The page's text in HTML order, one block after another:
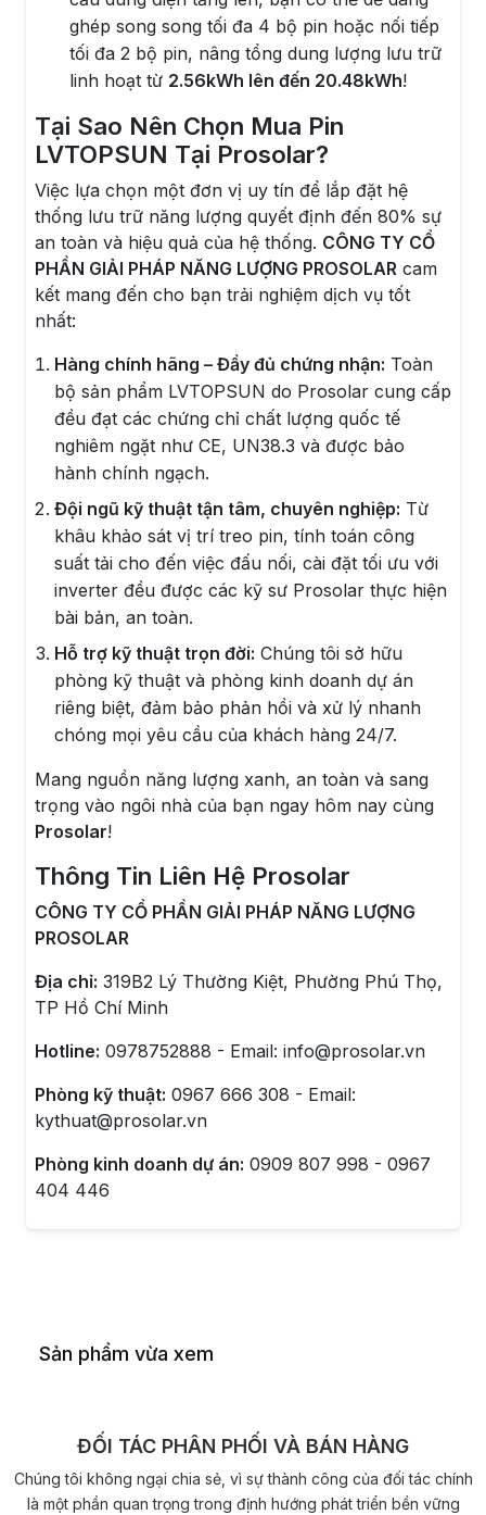
ghép song song tối đa 4 bộ pin hoặc nối tiếp
tối đa 2 bộ pin, nâng tổng dung lượng lưu trữ
linh hoạt từ 2.56kWh lên đến 20.48kWh!
Tại Sao Nên Chọn Mua Pin
LVTOPSUN Tại Prosolar?
Việc lựa chọn một đơn vị uy tín để lắp đặt hệ
thống lưu trữ năng lượng quyết định đến 80% sự
an toàn và hiệu quả của hệ thống. CÔNG TY CỔ
PHẦN GIẢI PHÁP NĂNG LƯỢNG PROSOLAR cam
kết mang đến cho bạn trải nghiệm dịch vụ tốt
nhất:
Hàng chính hãng – Đầy đủ chứng nhận: Toàn
bộ sản phẩm LVTOPSUN do Prosolar cung cấp
đều đạt các chứng chỉ chất lượng quốc tế
nghiêm ngặt như CE, UN38.3 và được bảo
hành chính ngạch.
Đội ngũ kỹ thuật tận tâm, chuyên nghiệp: Từ
khâu khảo sát vị trí treo pin, tính toán công
suất tải cho đến việc đấu nối, cài đặt tối ưu với
inverter đều được các kỹ sư Prosolar thực hiện
bài bản, an toàn.
Hỗ trợ kỹ thuật trọn đời: Chúng tôi sở hữu
phòng kỹ thuật và phòng kinh doanh dự án
riêng biệt, đảm bảo phản hồi và xử lý nhanh
chóng mọi yêu cầu của khách hàng 24/7.
Mang nguồn năng lượng xanh, an toàn và sang
trọng vào ngôi nhà của bạn ngay hôm nay cùng
Prosolar!
Thông Tin Liên Hệ Prosolar
CÔNG TY CỔ PHẦN GIẢI PHÁP NĂNG LƯỢNG
PROSOLAR
Địa chỉ: 319B2 Lý Thường Kiệt, Phường Phú Thọ,
TP Hồ Chí Minh
Hotline: 0978752888 - Email: info@prosolar.vn
Phòng kỹ thuật: 0967 666 308 - Email:
kythuat@prosolar.vn
Phòng kinh doanh dự án: 0909 807 998 - 0967
404 446
Sản phẩm vừa xem
ĐỐI TÁC PHÂN PHỐI VÀ BÁN HÀNG
Chúng tôi không ngại chia sẻ, vì sự thành công của đối tác chính
là một phần quan trọng trong định hướng phát triển bền vững